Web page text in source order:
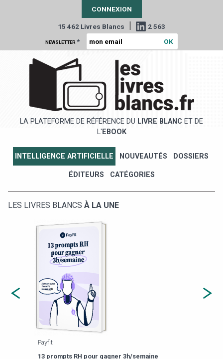
CONNEXION
15 462 Livres Blancs | 2 563
NEWSLETTER *
LA PLATEFORME DE RÉFÉRENCE DU LIVRE BLANC ET DE
L' EBOOK
INTELLIGENCE ARTIFICIELLE NOUVEAUTÉS DOSSIERS
ÉDITEURS CATÉGORIES
LES LIVRES BLANCS À LA UNE
Payfit
13 prompts RH pour gagner 3h/semaine